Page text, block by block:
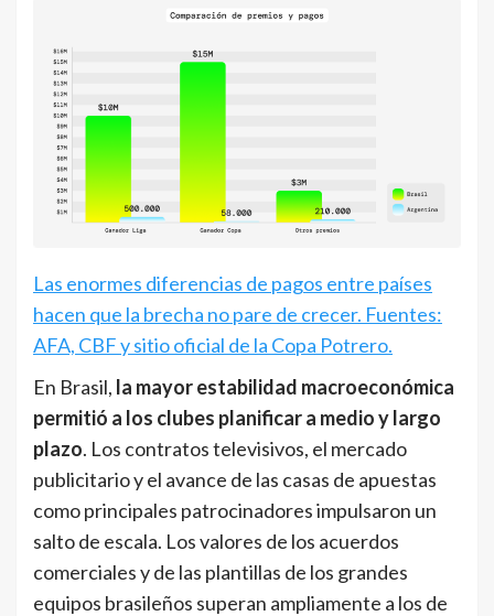
Las enormes diferencias de pagos entre países
hacen que la brecha no pare de crecer. Fuentes:
AFA, CBF y sitio oficial de la Copa Potrero.
En Brasil, la mayor estabilidad macroeconómica
permitió a los clubes planificar a medio y largo
plazo. Los contratos televisivos, el mercado
publicitario y el avance de las casas de apuestas
como principales patrocinadores impulsaron un
salto de escala. Los valores de los acuerdos
comerciales y de las plantillas de los grandes
equipos brasileños superan ampliamente a los de